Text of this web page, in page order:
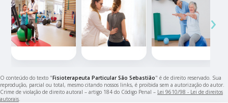
‹ ›
O conteúdo do texto "Fisioterapeuta Particular São Sebastião" é de direito reservado. Sua
reprodução, parcial ou total, mesmo citando nossos links, é proibida sem a autorização do autor.
Crime de violação de direito autoral – artigo 184 do Código Penal – Lei 9610/98 - Lei de direitos
autorais.